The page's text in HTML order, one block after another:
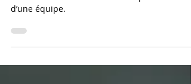
reconnaissance au travail ?
En entreprise, la reconnaissance consistera
donc à valoriser le travail d’une personne ou